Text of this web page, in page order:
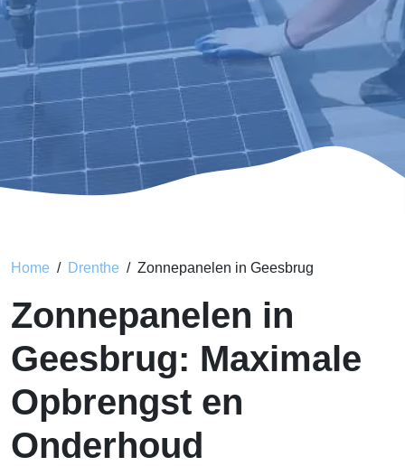
Home Drenthe Zonnepanelen in Geesbrug
Zonnepanelen in
Geesbrug: Maximale
Opbrengst en
Onderhoud